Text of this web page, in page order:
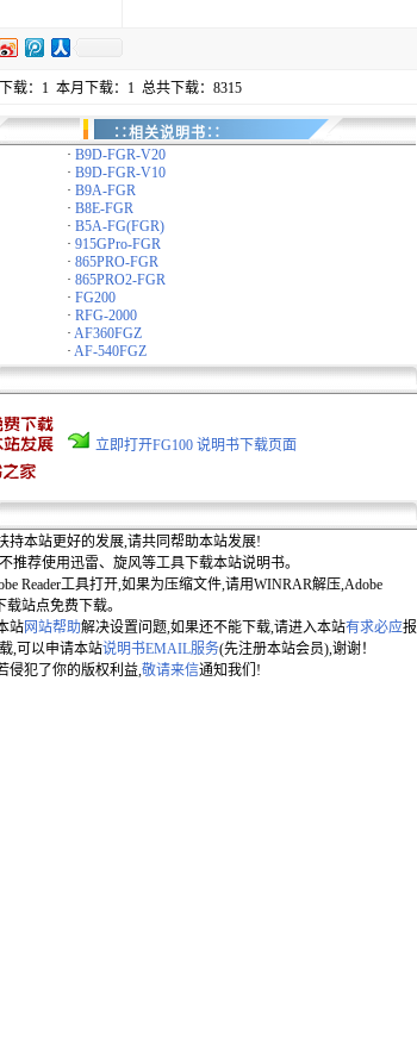
载：1 本月下载：1 总共下载：8315
∷相关说明书∷
· B9D-FGR-V20
· B9D-FGR-V10
· B9A-FGR
· B8E-FGR
· B5A-FG(FGR)
· 915GPro-FGR
· 865PRO-FGR
· 865PRO2-FGR
· FG200
· RFG-2000
· AF360FGZ
· AF-540FGZ
立即打开FG100 说明书下载页面
持本站更好的发展,请共同帮助本站发展!
推荐使用迅雷、旋风等工具下载本站说明书。
Reader工具打开,如果为压缩文件,请用WINRAR解压,Adobe
站点免费下载。
站网站帮助解决设置问题,如果还不能下载,请进入本站有求必应报
,可以申请本站说明书EMAIL服务(先注册本站会员),谢谢！
侵犯了你的版权利益,敬请来信通知我们!